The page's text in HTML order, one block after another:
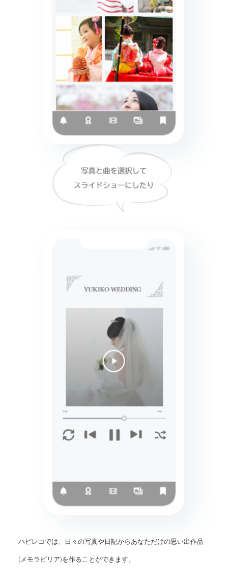
ハピレコでは、日々の写真や日記からあなただけの思い出作品
(メモラビリア)を作ることができます。